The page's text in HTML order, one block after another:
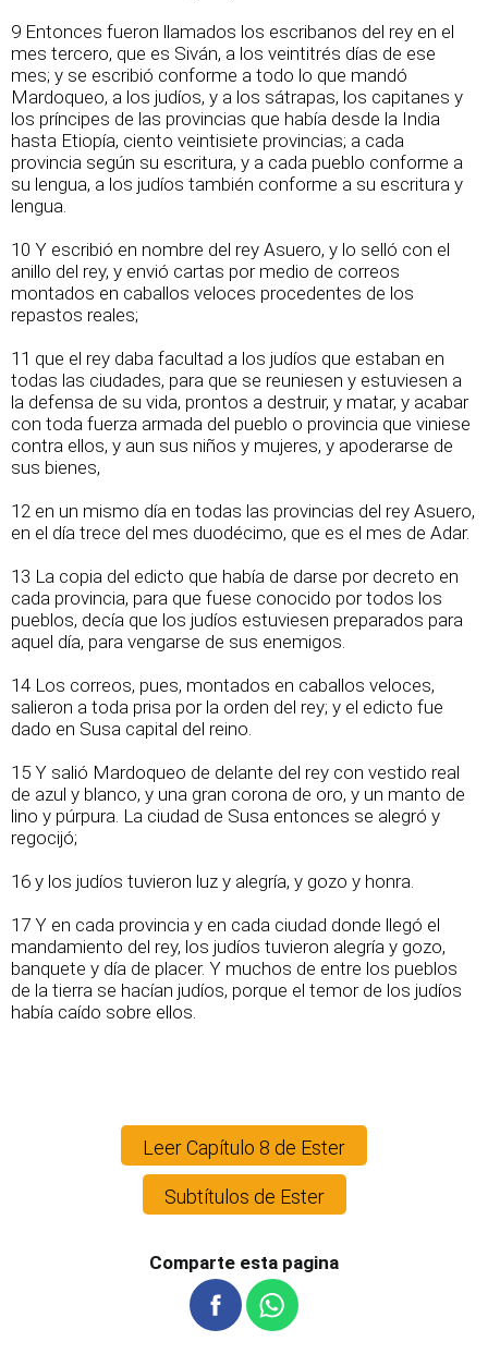
9 Entonces fueron llamados los escribanos del rey en el
mes tercero, que es Siván, a los veintitrés días de ese
mes; y se escribió conforme a todo lo que mandó
Mardoqueo, a los judíos, y a los sátrapas, los capitanes y
los príncipes de las provincias que había desde la India
hasta Etiopía, ciento veintisiete provincias; a cada
provincia según su escritura, y a cada pueblo conforme a
su lengua, a los judíos también conforme a su escritura y
lengua.
10 Y escribió en nombre del rey Asuero, y lo selló con el
anillo del rey, y envió cartas por medio de correos
montados en caballos veloces procedentes de los
repastos reales;
11 que el rey daba facultad a los judíos que estaban en
todas las ciudades, para que se reuniesen y estuviesen a
la defensa de su vida, prontos a destruir, y matar, y acabar
con toda fuerza armada del pueblo o provincia que viniese
contra ellos, y aun sus niños y mujeres, y apoderarse de
sus bienes,
12 en un mismo día en todas las provincias del rey Asuero,
en el día trece del mes duodécimo, que es el mes de Adar.
13 La copia del edicto que había de darse por decreto en
cada provincia, para que fuese conocido por todos los
pueblos, decía que los judíos estuviesen preparados para
aquel día, para vengarse de sus enemigos.
14 Los correos, pues, montados en caballos veloces,
salieron a toda prisa por la orden del rey; y el edicto fue
dado en Susa capital del reino.
15 Y salió Mardoqueo de delante del rey con vestido real
de azul y blanco, y una gran corona de oro, y un manto de
lino y púrpura. La ciudad de Susa entonces se alegró y
regocijó;
16 y los judíos tuvieron luz y alegría, y gozo y honra.
17 Y en cada provincia y en cada ciudad donde llegó el
mandamiento del rey, los judíos tuvieron alegría y gozo,
banquete y día de placer. Y muchos de entre los pueblos
de la tierra se hacían judíos, porque el temor de los judíos
había caído sobre ellos.
Leer Capítulo 8 de Ester
Subtítulos de Ester
Comparte esta pagina